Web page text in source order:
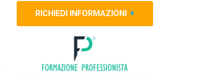
RICHIEDI INFORMAZIONI